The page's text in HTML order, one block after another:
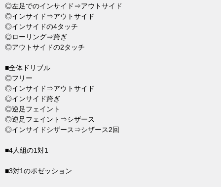
◎左足でのインサイド⇒アウトサイド
◎インサイド⇒アウトサイド
◎インサイドの4タッチ
◎ローリング⇒跨ぎ
◎アウトサイドの2タッチ
■全体ドリブル
◎フリー
◎インサイド⇒アウトサイド
◎インサイド跨ぎ
◎逆足フェイント
◎逆足フェイント⇒シザース
◎インサイドシザース⇒シザース2回
■4人組の1対1
■3対1のポゼッション